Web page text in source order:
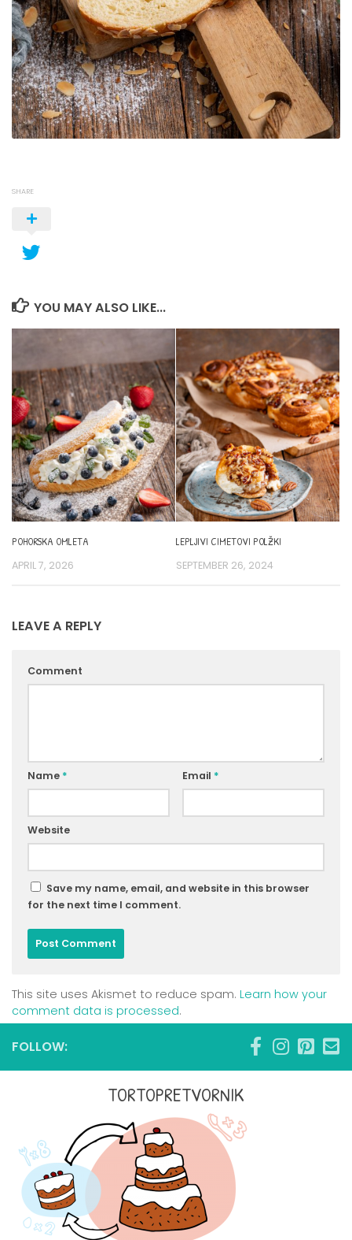
SHARE
YOU MAY ALSO LIKE...
POHORSKA OMLETA
APRIL 7, 2026
LEPLJIVI CIMETOVI POLŽKI
SEPTEMBER 26, 2024
LEAVE A REPLY
Comment
Name * Email *
Website
Save my name, email, and website in this browser
for the next time I comment.
This site uses Akismet to reduce spam. Learn how your
comment data is processed.
FOLLOW:
TORTOPRETVORNIK